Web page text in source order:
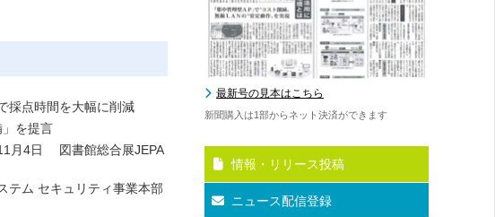
採点時間を大幅に削減
を提言
月4日 図書館総合展JEPA
テム セキュリティ事業本部
最新号の見本はこちら
新聞購入は1部からネット決済ができます
情報・リリース投稿
ニュース配信登録